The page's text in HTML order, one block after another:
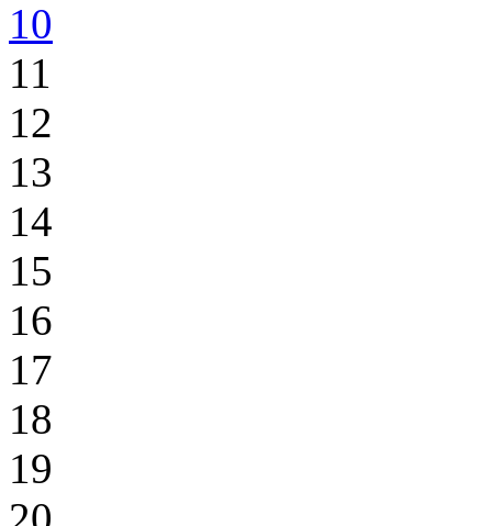
10
11
12
13
14
15
16
17
18
19